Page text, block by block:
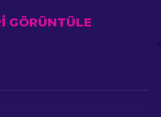
GÖRÜNTÜLE